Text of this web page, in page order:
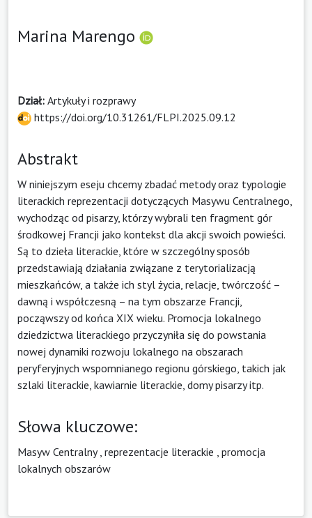
Marina Marengo
Dział: Artykuły i rozprawy
https://doi.org/10.31261/FLPI.2025.09.12
Abstrakt
W niniejszym eseju chcemy zbadać metody oraz typologie
literackich reprezentacji dotyczących Masywu Centralnego,
wychodząc od pisarzy, którzy wybrali ten fragment gór
środkowej Francji jako kontekst dla akcji swoich powieści.
Są to dzieła literackie, które w szczególny sposób
przedstawiają działania związane z terytorializacją
mieszkańców, a także ich styl życia, relacje, twórczość –
dawną i współczesną – na tym obszarze Francji,
począwszy od końca XIX wieku. Promocja lokalnego
dziedzictwa literackiego przyczyniła się do powstania
nowej dynamiki rozwoju lokalnego na obszarach
peryferyjnych wspomnianego regionu górskiego, takich jak
szlaki literackie, kawiarnie literackie, domy pisarzy itp.
Słowa kluczowe:
Masyw Centralny, reprezentacje literackie promocja
lokalnych obszarów